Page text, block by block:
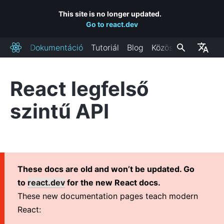
This site is no longer updated.
Go to react.dev
ReactDokumentáció Tutoriál Blog Közösség
React legfelső
szintű API
These docs are old and won’t be updated. Go
to react.dev for the new React docs.
These new documentation pages teach modern
React:
TELEPÍTÉS
Kezdés
Kiadási csatornák
FŐBB FOGALMAK